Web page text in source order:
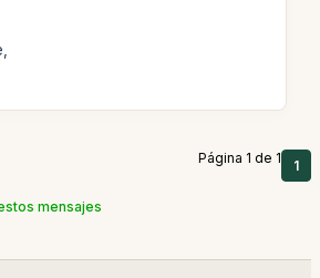
Página 1 de 1 1
mensajes